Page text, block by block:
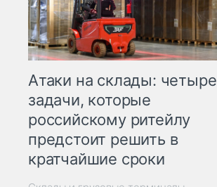
Атаки на склады: четыре
задачи, которые
российскому ритейлу
предстоит решить в
кратчайшие сроки